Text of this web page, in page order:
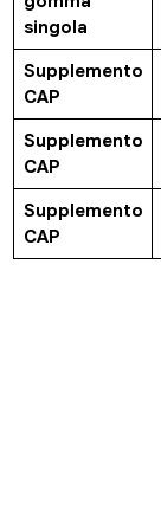
singola
Supplemento
CAP
Supplemento
CAP
Supplemento
CAP